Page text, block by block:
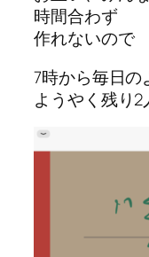
時間合わず
作れないので
7時から毎日の
ようやく残り